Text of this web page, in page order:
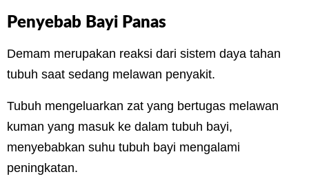
Penyebab Bayi Panas
Demam merupakan reaksi dari sistem daya tahan
tubuh saat sedang melawan penyakit.
Tubuh mengeluarkan zat yang bertugas melawan
kuman yang masuk ke dalam tubuh bayi,
menyebabkan suhu tubuh bayi mengalami
peningkatan.